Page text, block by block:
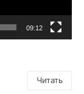
09:12
Читать